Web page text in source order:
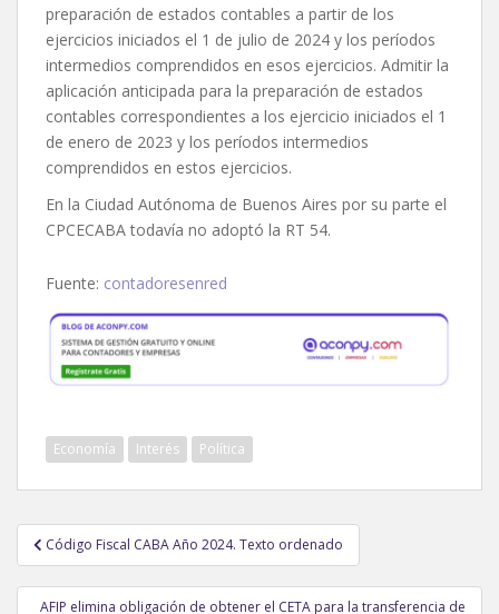
preparación de estados contables a partir de los
ejercicios iniciados el 1 de julio de 2024 y los períodos
intermedios comprendidos en esos ejercicios. Admitir la
aplicación anticipada para la preparación de estados
contables correspondientes a los ejercicio iniciados el 1
de enero de 2023 y los períodos intermedios
comprendidos en estos ejercicios.
En la Ciudad Autónoma de Buenos Aires por su parte el
CPCECABA todavía no adoptó la RT 54.
Fuente: contadoresenred
Economía Interés Política
Navegación
de
entradas
Código Fiscal CABA Año 2024. Texto ordenado
AFIP elimina obligación de obtener el CETA para la transferencia de